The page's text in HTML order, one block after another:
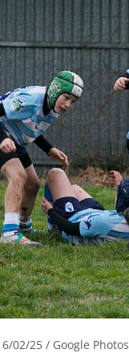
02/25 / Google Photos